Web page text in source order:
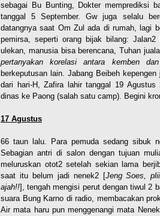
sebagai Bu Bunting, Dokter memprediksi
tanggal 5 September. Gw juga selalu
datangnya saat Om Zul ada di rumah, lagi
pemirsa, seperti orang bijak bilang:
ulekan, manusia bisa berencana, Tuhan
pertanyakan korelasi antara kemben
berkeputusan lain. Jabang Beibeh
dari hari-H, Zafira lahir tanggal 19
dinas ke Paong (salah satu camp). Begini
17 Agustus
66 taun lalu. Para pemuda sedang sibuk
Sebagian antri di salon dengan tujuan
meluruskan otot2 setelah sekian lama
saat itu belum jadi nenek2 [Jeng Soes,
ajah!!], tengah mengisi perut dengan tiwul 2
suara Bung Karno di radio, membacakan
Air mata haru pun menggenangi mata